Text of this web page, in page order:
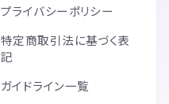
プライバシーポリシー
特定商取引法に基づく表
記
ガイドライン一覧